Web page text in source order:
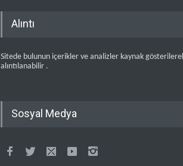
Alıntı
Sitede bulunun içerikler ve analizler kaynak
alıntılanabilir .
Sosyal Medya